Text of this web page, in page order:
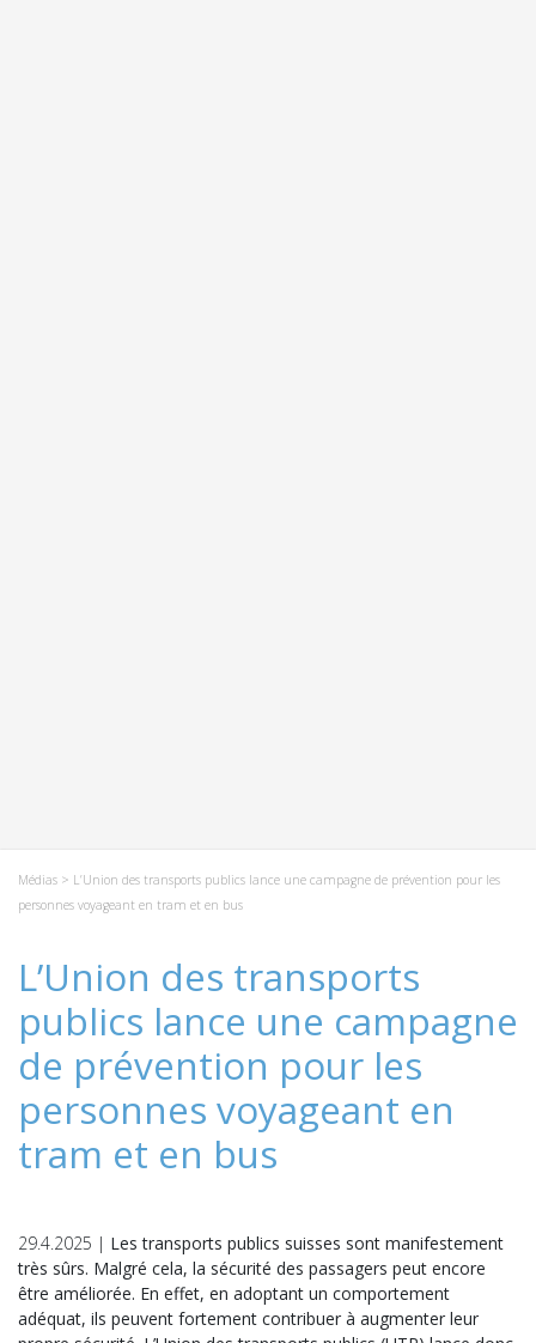
Médias > L’Union des transports publics lance une campagne de prévention pour les
personnes voyageant en tram et en bus
L’Union des transports
publics lance une campagne
de prévention pour les
personnes voyageant en
tram et en bus
29.4.2025 | Les transports publics suisses sont manifestement
très sûrs. Malgré cela, la sécurité des passagers peut encore
être améliorée. En effet, en adoptant un comportement
adéquat, ils peuvent fortement contribuer à augmenter leur